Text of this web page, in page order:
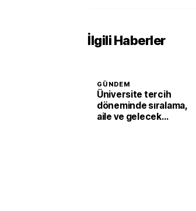
İlgili Haberler
GÜNDEM
Üniversite tercih
döneminde sıralama,
aile ve gelecek